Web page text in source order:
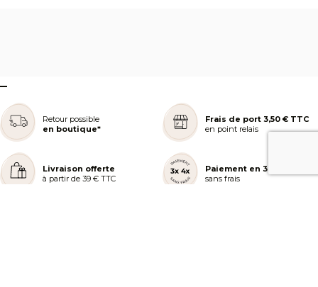
–
Retour possible
en boutique*
Frais de port 3,50 € TTC
en point relais
Livraison offerte
à partir de 39 € TTC
Paiement en 3 ou 4x
sans frais